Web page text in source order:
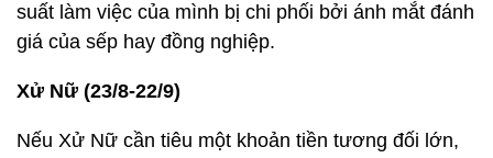
suất làm việc của mình bị chi phối bởi ánh mắt đánh
giá của sếp hay đồng nghiệp.
Xử Nữ (23/8-22/9)
Nếu Xử Nữ cần tiêu một khoản tiền tương đối lớn,